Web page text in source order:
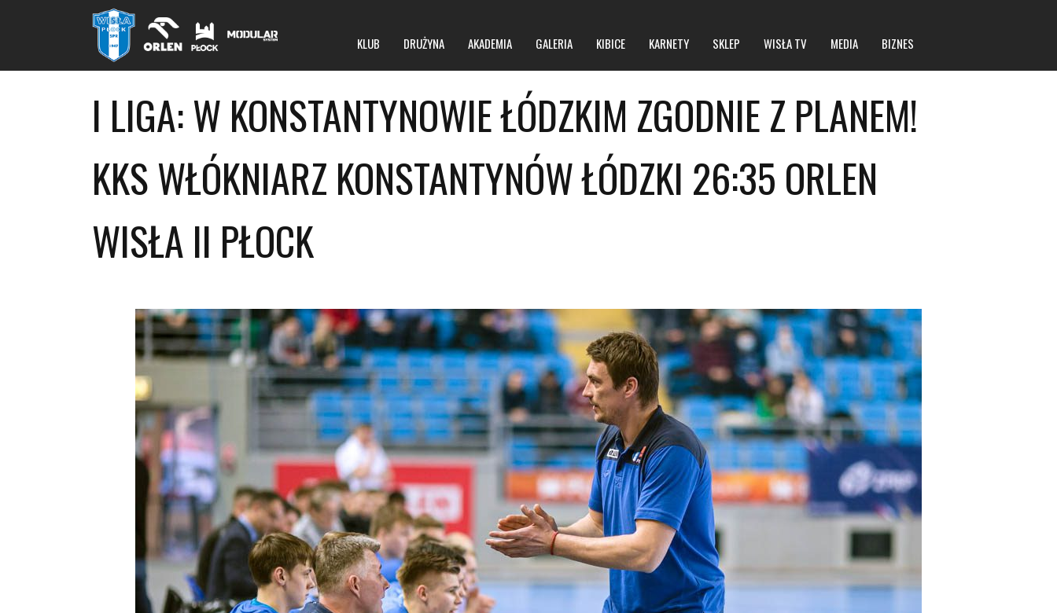
KLUB
Zarząd
Polityka bezpieczeństwa niepełnoletnich
Procedura zgłaszania nieprawidłowości
Regulamin obiektu Dane rejestrowe
DRUŻYNA AKADEMIA GALERIA KIBICE KARNETY SKLEP WISŁA TV MEDIA BIZNES
I LIGA: W KONSTANTYNOWIE ŁÓDZKIM ZGODNIE Z PLANEM!
KKS WŁÓKNIARZ KONSTANTYNÓW ŁÓDZKI 26:35 ORLEN
WISŁA II PŁOCK